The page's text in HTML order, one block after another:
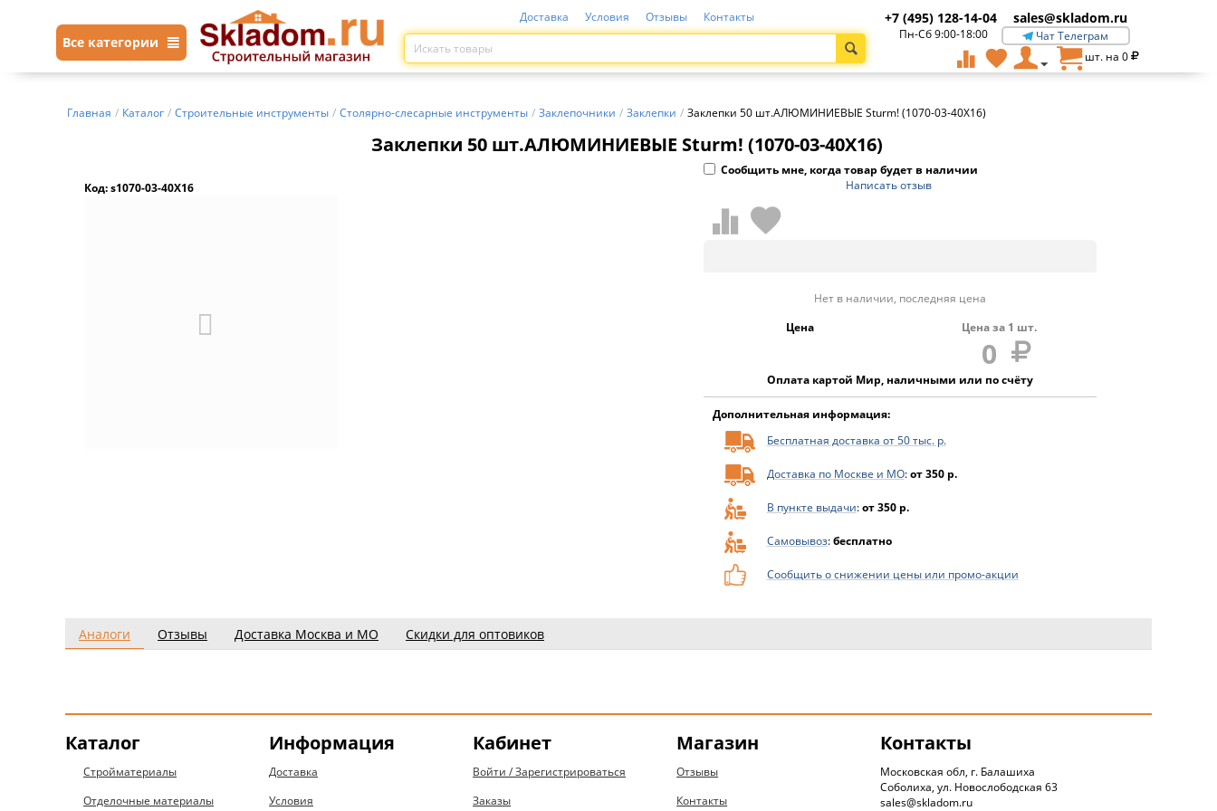
Все категории
Доставка Условия Отзывы Контакты +7 (495) 128-14-04 sales@skladom.ru
Пн-Сб 9:00-18:00
Чат Телеграм
шт. на 0
Главная / Каталог / Строительные инструменты / Столярно-слесарные инструменты / Заклепочники / Заклепки / Заклепки 50 шт.АЛЮМИНИЕВЫЕ Sturm! (1070-03-40X16)
Заклепки 50 шт.АЛЮМИНИЕВЫЕ Sturm! (1070-03-40X16)
Код: s1070-03-40X16
Сообщить мне, когда товар будет в наличии
Написать отзыв
Нет в наличии, последняя цена
Цена
Цена за 1 шт.
0
Оплата картой Мир, наличными или по счёту
Дополнительная информация:
Бесплатная доставка от 50 тыс. р.
Доставка по Москве и МО:от 350 р.
В пункте выдачи:от 350 р.
Самовывоз:бесплатно
Сообщить о снижении цены или промо-акции
Аналоги Отзывы Доставка Москва и МО Скидки для оптовиков
Каталог
Стройматериалы
Отделочные материалы
Информация
Доставка
Условия
Кабинет
Войти / Зарегистрироваться
Заказы
Магазин
Отзывы
Контакты
Контакты
Московская обл, г. Балашиха
Соболиха, ул. Новослободская 63
sales@skladom.ru